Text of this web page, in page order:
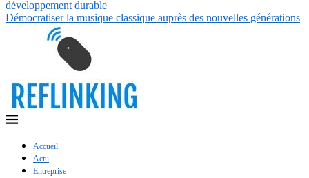
développement durable
Démocratiser la musique classique auprès des nouvelles générations
Accueil
Actu
Entreprise